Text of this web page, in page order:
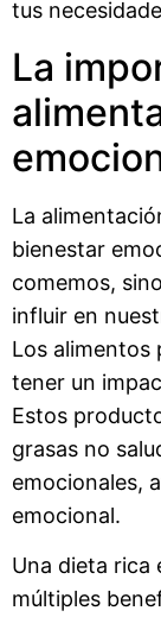
tus
La
La
bienestar
comemos,
influir en
Los alimentos
tener un
Estos
grasas no
emocionales,
emocional.
Una dieta
múltiples